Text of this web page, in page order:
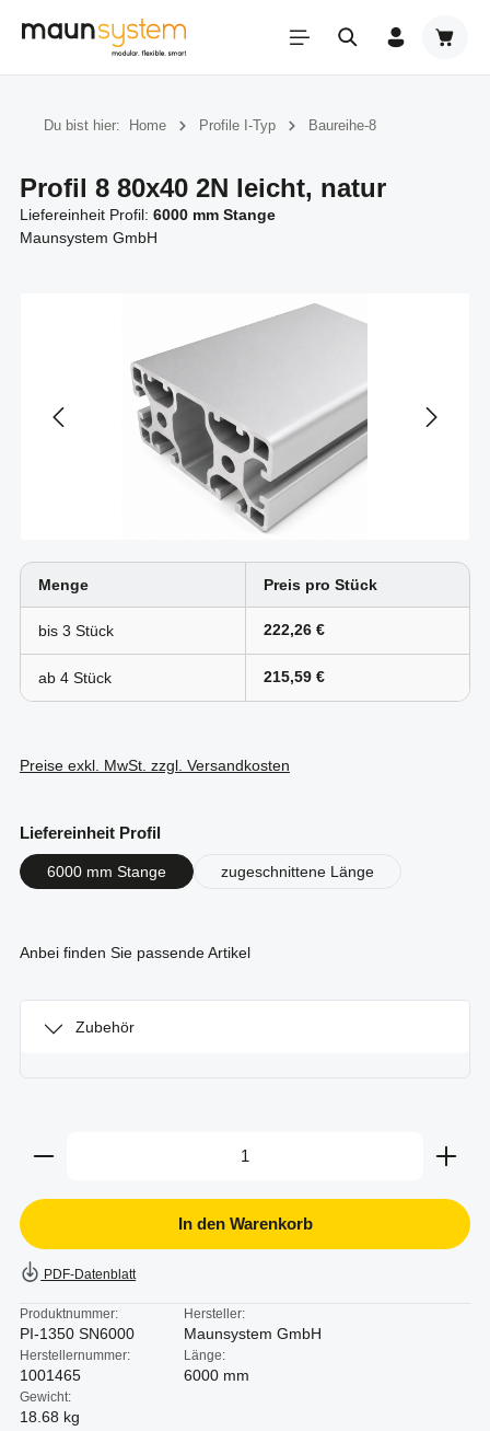
Zum Hauptinhalt springen
Du bist hier: Home Profile I-Typ Baureihe-8
Profil 8 80x40 2N leicht, natur
Liefereinheit Profil: 6000 mm Stange
Maunsystem GmbH
Menge Preis pro Stück
bis 3 222,26 €
ab 4 215,59 €
Preise exkl. MwSt. zzgl. Versandkosten
Liefereinheit Profilauswählen
6000 mm Stange zugeschnittene Länge
Anbei finden Sie passende Artikel
Zubehör
Produkt Anzahl: Gib den gewünschten Wert ein
In den Warenkorb
PDF-Datenblatt
Produktnummer:
PI-1350 SN6000
Hersteller:
Maunsystem GmbH
Herstellernummer:
1001465
Länge:
6000 mm
Gewicht:
18.68 kg